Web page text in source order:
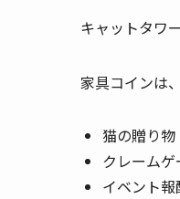
キャットタワ
家具コインは
猫の贈り物
クレームゲ
イベント報